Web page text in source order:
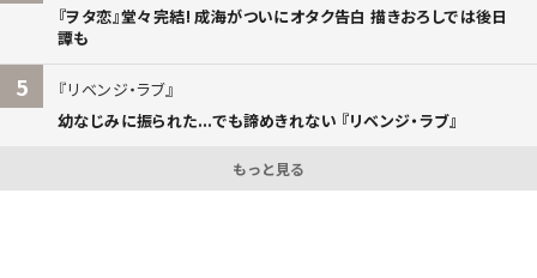
『ヲタ恋』堂々完結! 成海がついにオタク告白 描きおろしでは後日
譚も
5
リベンジ・ラブ
幼なじみに振られた...でも諦めきれない 『リベンジ・ラブ』
もっと見る